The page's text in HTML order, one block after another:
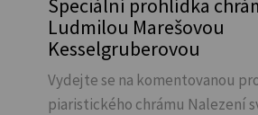
Speciální prohlídka
Ludmilou Marešovou
Kesselgruberovou
Vydejte se na komentovanou
piaristického chrámu Nalezení